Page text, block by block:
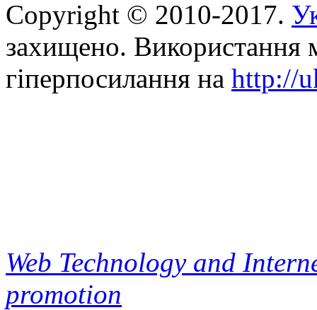
Copyright © 2010-2017.
захищено. Використання
гіперпосилання на http://
Web Technology and
promotion